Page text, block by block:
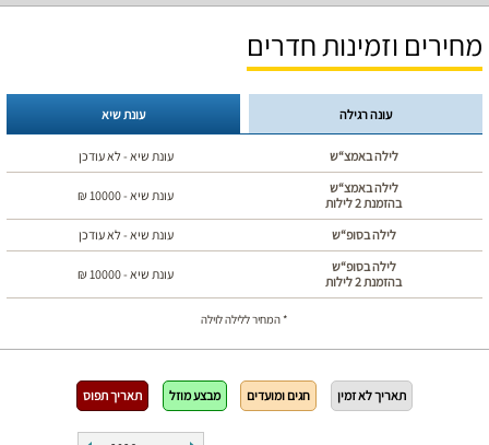
מחירים וזמינות חדרים
עונת שיא עונה רגילה
לילה באמצ“ש
עונת שיא - לא עודכן
לילה באמצ“ש
בהזמנת 2 לילות
עונת שיא -10000
₪
לילה בסופ“ש
עונת שיא - לא עודכן
לילה בסופ“ש
בהזמנת 2 לילות
עונת שיא -10000
₪
* המחיר ללילה לוילה
תאריך לא זמין חגים ומועדים מבצע מוזל תאריך תפוס